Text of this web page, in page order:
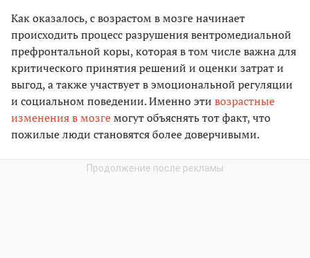
Как оказалось, с возрастом в мозге начинает
происходить процесс разрушения вентромедиальной
префронтальной коры, которая в том числе важна для
критического принятия решений и оценки затрат и
выгод, а также участвует в эмоциональной регуляции
и социальном поведении. Именно эти возрастные
изменения в мозгемогут объяснять тот факт, что
пожилые люди становятся более доверчивыми.